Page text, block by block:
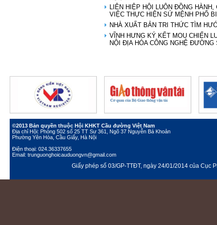
LIÊN HIỆP HỘI LUÔN ĐỒNG
VIỆC THỰC HIỆN SỨ MỆNH PHỔ
NHÀ XUẤT BẢN TRI THỨC TÌM
VĨNH HƯNG KÝ KẾT MOU CHIẾN
NỘI ĐỊA HÓA CÔNG NGHỆ ĐƯỜNG
©2013 Bản quyền thuộc Hội KHKT Cầu đường Việt Nam
Địa chỉ Hội: Phòng 502 số 25 TT Sư 361, Ngõ 37 Nguyễn Bá Khoản
Phường Yên Hòa, Cầu Giấy, Hà Nội
Điện thoại: 024.36337655
Email: trunguonghoicauduongvn@gmail.com
Giấy phép số 03/GP-TTĐT, ngày 24/01/2014 của Cục